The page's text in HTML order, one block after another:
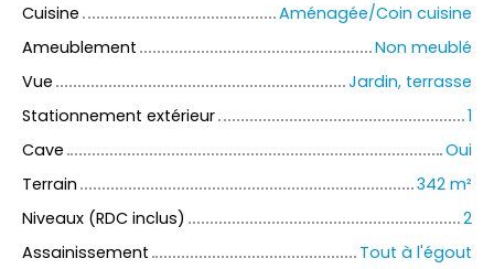
Cuisine
Aménagée/Coin cuisine
Ameublement
Non meublé
Vue
Jardin, terrasse
Stationnement extérieur
1
Cave
Oui
Terrain
342 m²
Niveaux (RDC inclus)
2
Assainissement
Tout à l'égout